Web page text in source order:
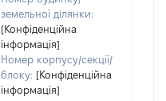
земельної ділянки:
[Конфіденційна
інформація]
Номер корпусу/секції/
блоку: [Конфіденційна
інформація]